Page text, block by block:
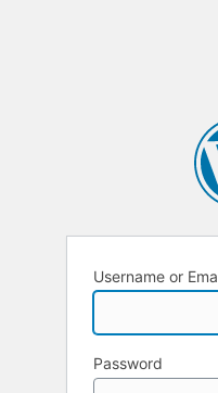
Username or
Password